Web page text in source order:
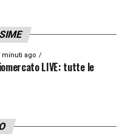
minuti ago
LIVE: tutte le